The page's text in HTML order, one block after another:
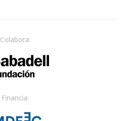
Colabora:
Financia: